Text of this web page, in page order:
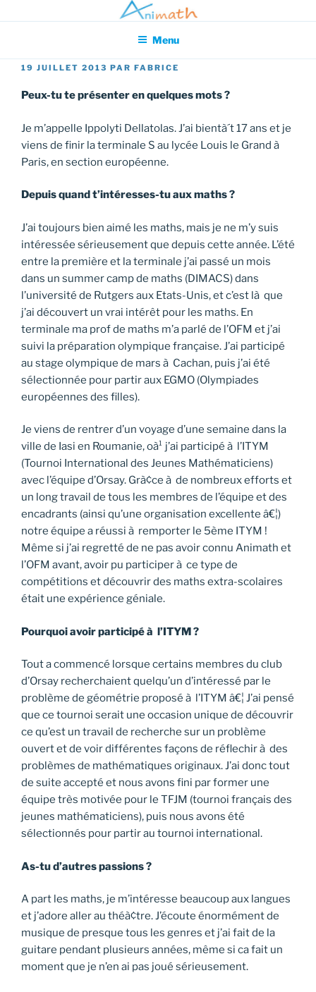
au
principal
Association pour l'Animation en Mathématiques
Menu
PUBLIÉ
19 JUILLET 2013 PAR FABRICE
Peux-tu te présenter en quelques mots ?
Je m’appelle Ippolyti Dellatolas. J’ai bientà´t 17 ans et je
viens de finir la terminale S au lycée Louis le Grand à
Paris, en section européenne.
Depuis quand t’intéresses-tu aux maths ?
J’ai toujours bien aimé les maths, mais je ne m’y suis
intéressée sérieusement que depuis cette année. L’été
entre la première et la terminale j’ai passé un mois
dans un summer camp de maths (DIMACS) dans
l’université de Rutgers aux Etats-Unis, et c’est là que
j’ai découvert un vrai intérêt pour les maths. En
terminale ma prof de maths m’a parlé de l’OFM et j’ai
suivi la préparation olympique française. J’ai participé
au stage olympique de mars à Cachan, puis j’ai été
sélectionnée pour partir aux EGMO (Olympiades
européennes des filles).
Je viens de rentrer d’un voyage d’une semaine dans la
ville de Iasi en Roumanie, oà¹ j’ai participé à l’ITYM
(Tournoi International des Jeunes Mathématiciens)
avec l’équipe d’Orsay. Grà¢ce à de nombreux efforts et
un long travail de tous les membres de l’équipe et des
encadrants (ainsi qu’une organisation excellente â€¦)
notre équipe a réussi à remporter le 5ème ITYM !
Même si j’ai regretté de ne pas avoir connu Animath et
l’OFM avant, avoir pu participer à ce type de
compétitions et découvrir des maths extra-scolaires
était une expérience géniale.
Pourquoi avoir participé à l’ITYM ?
Tout a commencé lorsque certains membres du club
d’Orsay recherchaient quelqu’un d’intéressé par le
problème de géométrie proposé à l’ITYM â€¦ J’ai pensé
que ce tournoi serait une occasion unique de découvrir
ce qu’est un travail de recherche sur un problème
ouvert et de voir différentes façons de réflechir à des
problèmes de mathématiques originaux. J’ai donc tout
de suite accepté et nous avons fini par former une
équipe très motivée pour le TFJM (tournoi français des
jeunes mathématiciens), puis nous avons été
sélectionnés pour partir au tournoi international.
As-tu d’autres passions ?
A part les maths, je m’intéresse beaucoup aux langues
et j’adore aller au théà¢tre. J’écoute énormément de
musique de presque tous les genres et j’ai fait de la
guitare pendant plusieurs années, même si ca fait un
moment que je n’en ai pas joué sérieusement.